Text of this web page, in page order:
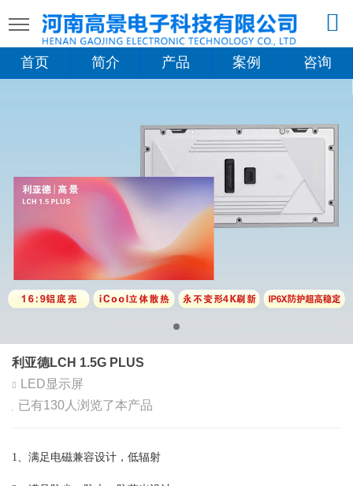
首页 简介 产品 案例 咨询
利亚德LCH 1.5G PLUS
LED显示屏
已有130 人浏览了本产品
1、满足电磁兼容设计，低辐射